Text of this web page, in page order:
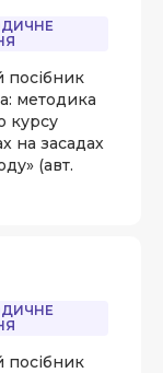
посібник
методика
курсу
на засадах
(авт.
посібник